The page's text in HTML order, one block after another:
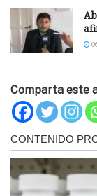
Comparta este